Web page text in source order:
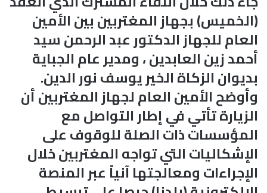
(الخميس) بجهاز المغتربين بين الأمين
العام للجهاز الدكتور عبد الرحمن سيد
أحمد زين العابدين ، ومدير عام الجباية
بديوان الزكاة الخير يوسف نور الدين.
وأوضح الأمين العام لجهاز المغتربين أن
الزيارة تأتي في إطار التواصل مع
المؤسسات ذات الصلة للوقوف على
الإشكاليات التي تواجه المغتربين خلال
الإجراءات ومعالجتها آنياً عبر المنصة